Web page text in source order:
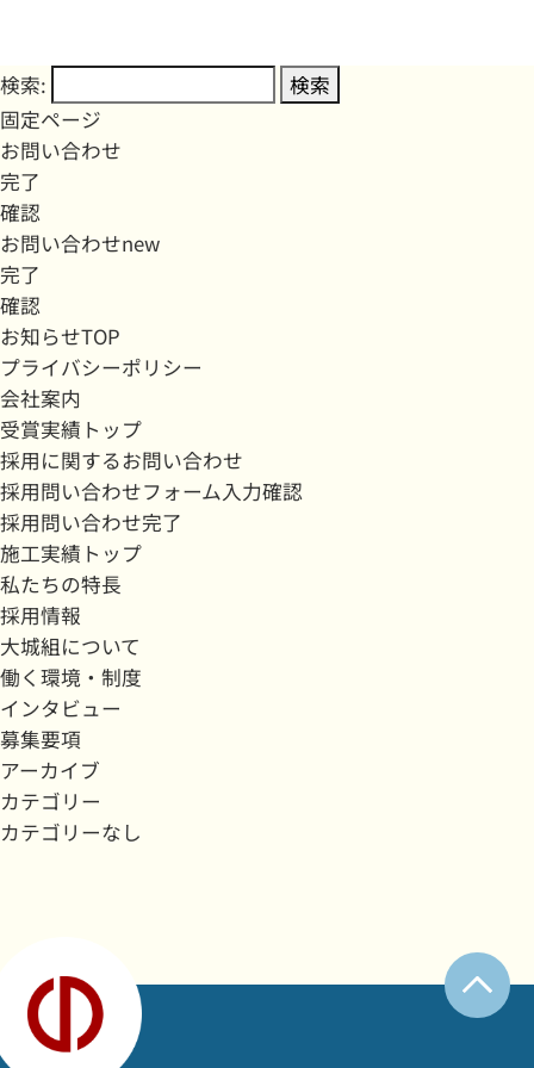
検索:
固定ページ
お問い合わせ
完了
確認
お問い合わせnew
完了
確認
お知らせTOP
プライバシーポリシー
会社案内
受賞実績トップ
採用に関するお問い合わせ
採用問い合わせフォーム入力確認
採用問い合わせ完了
施工実績トップ
私たちの特長
採用情報
大城組について
働く環境・制度
インタビュー
募集要項
アーカイブ
カテゴリー
カテゴリーなし